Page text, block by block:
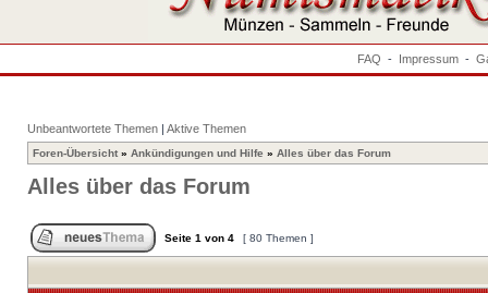
FAQ - Impressum -
Unbeantwortete Themen | Aktive Themen
Foren-Übersicht » Ankündigungen und Hilfe » Alles über das Forum
Alles über das Forum
Seite 1 von 4 [ 80 Themen ]